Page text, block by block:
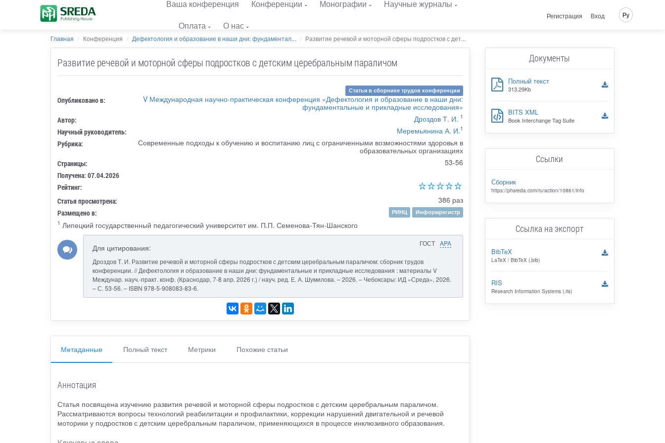
Ваша конференция Конференции Монографии
Научные журналы
Оплата
О нас
Регистрация Вход Ру
Главная Конференция Дефектология и образование в наши дни: фундаментал... Развитие речевой и моторной сферы подростков с дет...
Развитие речевой и моторной сферы подростков с детским церебральным параличом
Статья в сборнике трудов конференции
Опубликовано в:
V Международная научно-практическая конференция «Дефектология и образование в наши дни:
фундаментальные и прикладные исследования»
Автор: Дроздов Т. И. 1
Научный руководитель: Меремьянина А. И.1
Рубрика:
Современные подходы к обучению и воспитанию лиц с ограниченными возможностями здоровья в
образовательных организациях
Страницы: 53-56
Получена: 07.04.2026
Рейтинг:
Статья просмотрена:
386 раз
Размещено в: РИНЦ
Информрегистр
1 Липецкий государственный педагогический университет им. П.П. Семенова-Тян-Шанского
ГОСТ APA
Для цитирования:
Дроздов Т. И. Развитие речевой и моторной сферы подростков с детским церебральным параличом: сборник трудов
конференции. // Дефектология и образование в наши дни: фундаментальные и прикладные исследования : материалы V
Междунар. науч.-практ. конф. (Краснодар, 7-8 апр. 2026 г.) / науч. ред. Е. А. Шумилова. – 2026. – Чебоксары: ИД «Среда», 2026.
– С. 53-56. – ISBN 978-5-908083-83-6.
Метаданные Полный текст Метрики Похожие статьи
Аннотация
Статья посвящена изучению развития речевой и моторной сферы подростков с детским церебральным параличом.
Рассматриваются вопросы технологий реабилитации и профилактики, коррекции нарушений двигательной и речевой
моторики у подростков с детским церебральным параличом, применяющихся в процессе инклюзивного образования.
Документы
Полный текст
313.29Kb
BITS XML
Book Interchange Tag Suite
Ссылки
Сборник
https://phsreda.com/ru/action/10861/info
Ссылка на экспорт
BibTeX
LaTeX / BibTeX (.bib)
RIS
Research Information Systems (.ris)